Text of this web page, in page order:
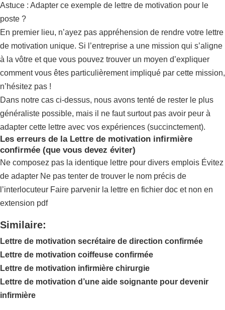
Astuce : Adapter ce exemple de lettre de motivation pour le
poste ?
En premier lieu, n’ayez pas appréhension de rendre votre lettre
de motivation unique. Si l’entreprise a une mission qui s’aligne
à la vôtre et que vous pouvez trouver un moyen d’expliquer
comment vous êtes particulièrement impliqué par cette mission,
n’hésitez pas !
Dans notre cas ci-dessus, nous avons tenté de rester le plus
généraliste possible, mais il ne faut surtout pas avoir peur à
adapter cette lettre avec vos expériences (succinctement).
Les erreurs de la Lettre de motivation infirmière
confirmée (que vous devez éviter)
Ne composez pas la identique lettre pour divers emplois Évitez
de adapter Ne pas tenter de trouver le nom précis de
l’interlocuteur Faire parvenir la lettre en fichier doc et non en
extension pdf
Similaire:
Lettre de motivation secrétaire de direction confirmée
Lettre de motivation coiffeuse confirmée
Lettre de motivation infirmière chirurgie
Lettre de motivation d’une aide soignante pour devenir
infirmière